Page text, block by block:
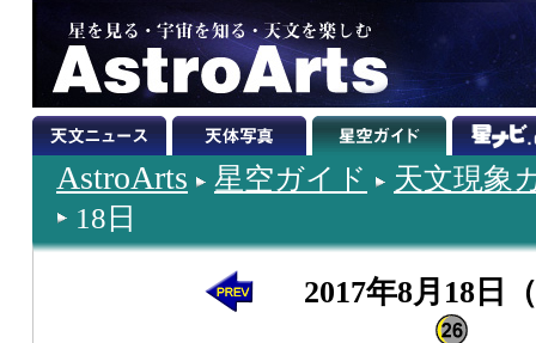
AstroArts 星空ガイド
天文現象
18日
2017年8月18日